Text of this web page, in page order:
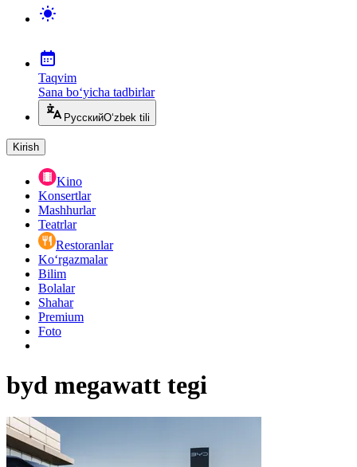
Taqvim
Sana bo‘yicha tadbirlar
РусскийO‘zbek tili
Kirish
Kino
Konsertlar
Mashhurlar
Teatrlar
Restoranlar
Ko‘rgazmalar
Bilim
Bolalar
Shahar
Premium
Foto
byd megawatt tegi